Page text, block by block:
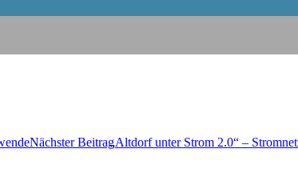
Nächster Beitrag
„Alt­dorf unter Strom 2.0“ –